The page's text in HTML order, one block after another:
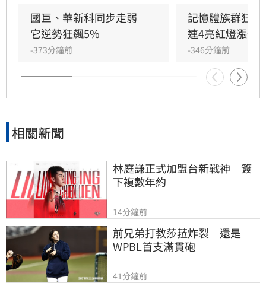
的指標個股。在川湖領軍下，滑軌概念股集體走
揚，包括富世達亮燈漲停，新日興、直得等個股
亦同步上漲。分析師提醒，儘管滑軌族群走勢強
勁，但台股近期波動較大，投資人應審慎評估市
場風險，並留意個股基本面變化，切勿盲目追
高，投資理財需自行承擔風險。
國巨、華新科同步走弱
它逆勢狂飆5%
-373分鐘前
記憶體族群狂
連4亮紅燈漲停
-346分鐘前
相關新聞
林庭謙正式加盟台新戰神　簽
下複數年約
14分鐘前
前兄弟打教莎菈炸裂　還是
WPBL首支滿貫砲
41分鐘前